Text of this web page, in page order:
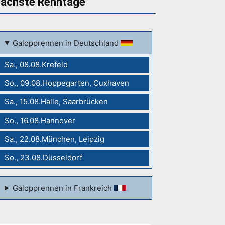
Galopprennen in Deutschland
Sa., 08.08.Krefeld
So., 09.08.Hoppegarten, Cuxhaven
Sa., 15.08.Halle, Saarbrücken
So., 16.08.Hannover
Sa., 22.08.München, Leipzig
So., 23.08.Düsseldorf
Galopprennen in Frankreich